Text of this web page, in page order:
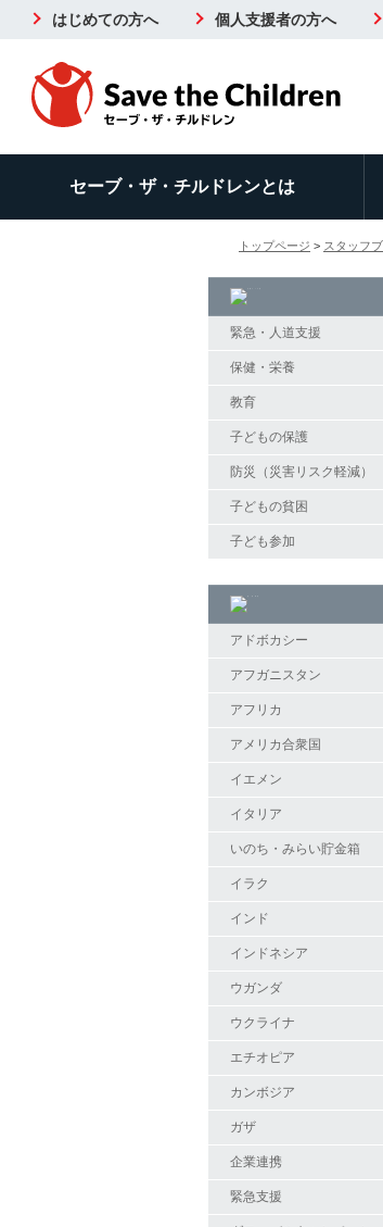
はじめての方へ 個人支援者の方へ
セーブ・ザ・チルドレンとは
トップページ > スタッフ
緊急・人道支援
保健・栄養
教育
子どもの保護
防災（災害リスク軽減）
子どもの貧困
子ども参加
アドボカシー
アフガニスタン
アフリカ
アメリカ合衆国
イエメン
イタリア
いのち・みらい貯金箱
イラク
インド
インドネシア
ウガンダ
ウクライナ
エチオピア
カンボジア
ガザ
企業連携
緊急支援